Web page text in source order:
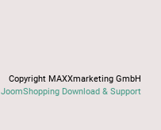
Copyright MAXXmarketing GmbH
JoomShopping Download & Support